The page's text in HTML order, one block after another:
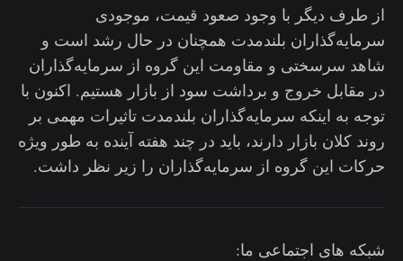
از طرف دیگر با وجود صعود قیمت، موجودی
سرمایه‌گذاران بلندمدت همچنان در حال رشد است و
شاهد سرسختی و مقاومت این گروه از سرمایه‌گذاران
در مقابل خروج و برداشت سود از بازار هستیم‌. اکنون با
توجه به اینکه سرمایه‌گذاران بلندمدت تاثیرات مهمی بر
روند کلان بازار دارند، باید در چند هفته آینده به طور ویژه
حرکات این گروه از سرمایه‌گذاران را زیر نظر داشت.
شبکه های اجتماعی ما: